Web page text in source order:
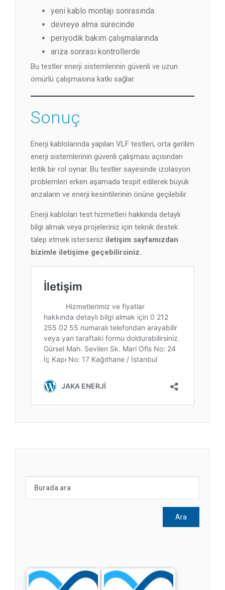
yeni kablo montajı sonrasında
devreye alma sürecinde
periyodik bakım çalışmalarında
arıza sonrası kontrollerde
Bu testler enerji sistemlerinin güvenli ve uzun
ömürlü çalışmasına katkı sağlar.
Sonuç
Enerji kablolarında yapılan VLF testleri, orta gerilim
enerji sistemlerinin güvenli çalışması açısından
kritik bir rol oynar. Bu testler sayesinde izolasyon
problemleri erken aşamada tespit edilerek büyük
arızaların ve enerji kesintilerinin önüne geçilebilir.
Enerji kabloları test hizmetleri hakkında detaylı
bilgi almak veya projeleriniz için teknik destek
talep etmek isterseniz iletişim sayfamızdan
bizimle iletişime geçebilirsiniz.